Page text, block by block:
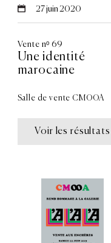
27juin 2020
Vente nᵒ 69
Une identité
marocaine
Salle de vente CMOOA
Voir les résultats